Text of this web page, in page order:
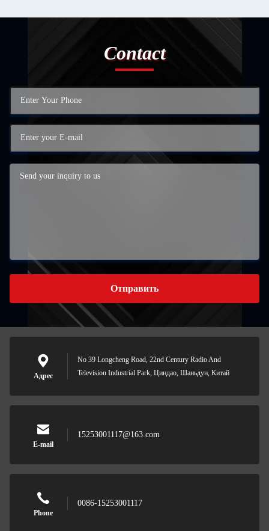
Contact
Отправить
Адрес
No 39 Longcheng Road, 22nd Century Radio And
Television Industrial Park, Циндао, Шаньдун, Китай
E-mail
15253001117@163.com
Phone
0086-15253001117